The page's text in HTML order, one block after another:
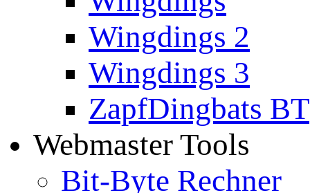
Wingdings 2
Wingdings 3
ZapfDingbats BT
Webmaster Tools
Bit-Byte Rechner